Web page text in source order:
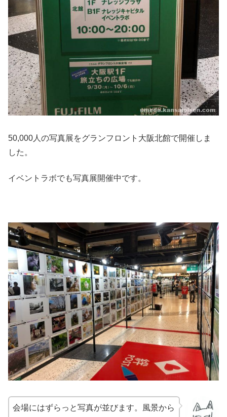
50,000人の写真展をグランフロント大阪北館で開催しま
した。
イベントラボでも写真展開催中です。
会場にはずらっと写真が並びます。風景から